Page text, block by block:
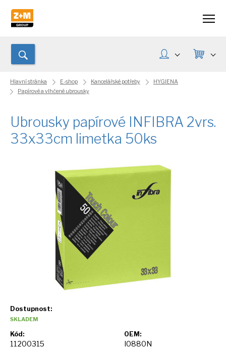
Hlavní stránka E-shop Kancelářské potřeby
HYGIENA
Papírové a vlhčené ubrousky
Ubrousky papírové INFIBRA 2vrs.
33x33cm limetka 50ks
Dostupnost:
SKLADEM
Kód:
11200315
OEM:
I0880N